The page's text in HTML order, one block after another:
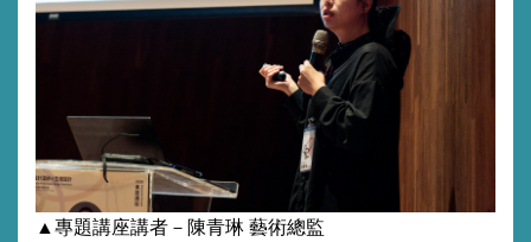
▲專題講座講者－陳青琳藝術總監